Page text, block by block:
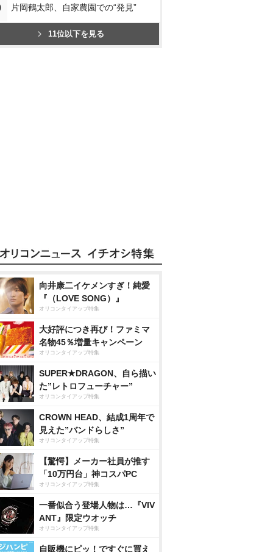
片岡鶴太郎、自家農園での“発見”
11位以下を見る
向井康二イケメンすぎ！純愛
『（LOVE SONG）』
オリコンタイアップ特集
大好評につき再び！ファミマ
名物45％増量キャンペーン
オリコンタイアップ特集
SUPER★DRAGON、自ら描い
た”レトロフューチャー”
オリコンタイアップ特集
CROWN HEAD、結成1周年で
見えた”バンドらしさ”
オリコンタイアップ特集
【驚愕】メーカー社員が推す
「10万円台」神コスパPC
オリコンタイアップ特集
一番似合う登場人物は…『VIV
ANT』限定ウオッチ
オリコンタイアップ特集
自販機にピッ！ですぐに買え